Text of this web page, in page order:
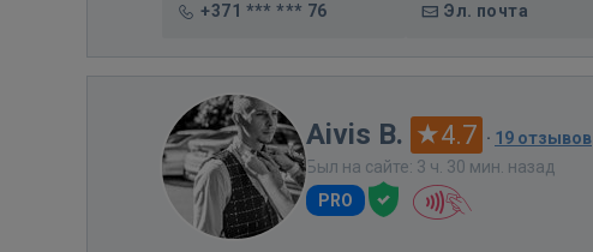
+371 *** *** 76 Эл. почта
Aivis B. 4.7 · 19 отзывов
Был на сайте: 3 ч. 30 мин. назад
PRO